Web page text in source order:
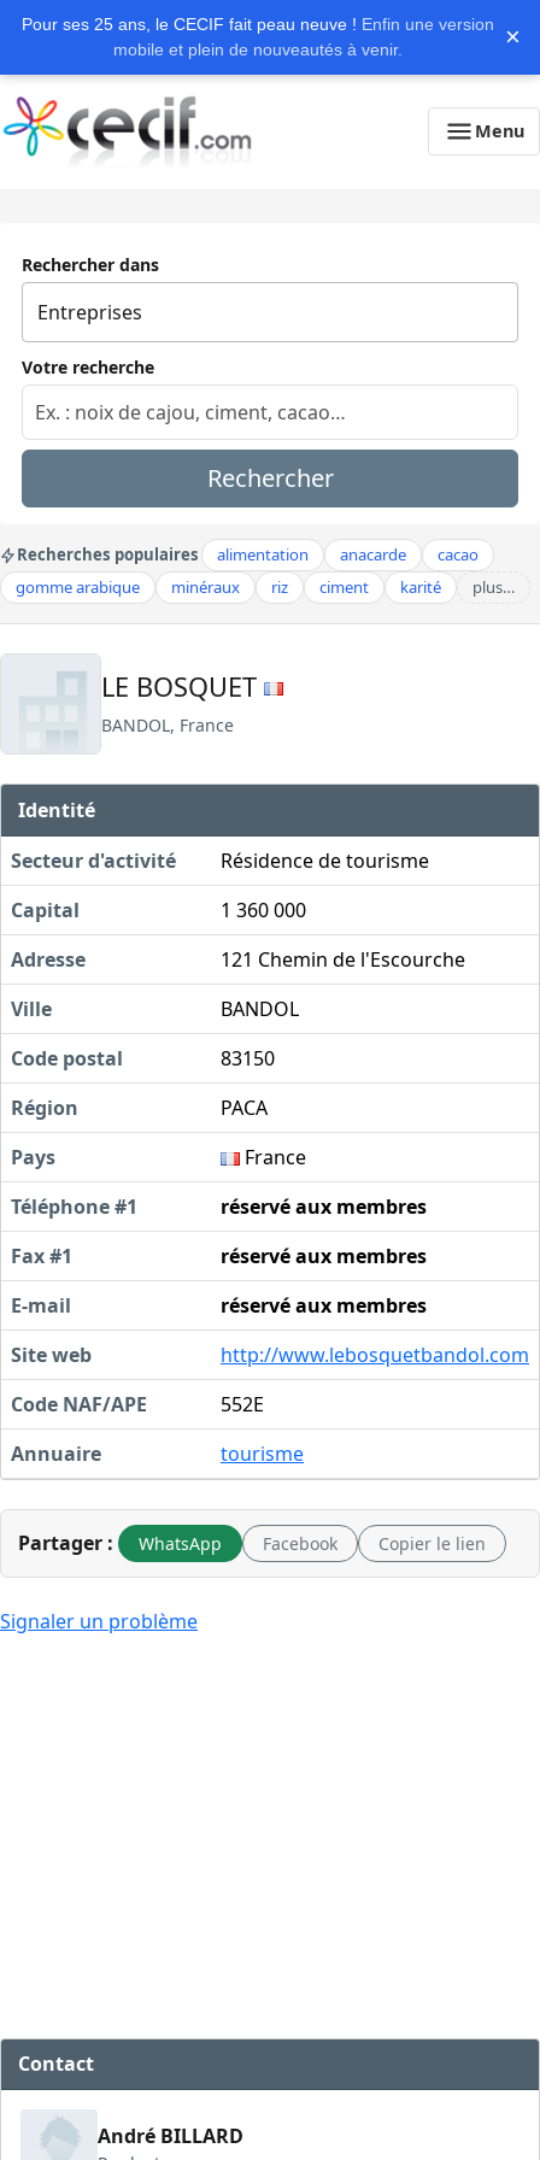
Pour ses 25 ans, le CECIF fait peau neuve ! Enfin une version
mobile et plein de nouveautés à venir.
×
Menu
Rechercher dans
Votre recherche
Rechercher
Recherches populaires alimentation anacarde
cacao
gomme arabique
minéraux riz ciment karité plus…
LE BOSQUET
BANDOL, France
Identité
Secteur d'activité
Résidence de tourisme
Capital
1 360 000
Adresse
121 Chemin de l'Escourche
Ville
BANDOL
Code postal
83150
Région
PACA
Pays
France
Téléphone #1
réservé aux membres
Fax #1
réservé aux membres
E-mail
réservé aux membres
Site web
http://www.lebosquetbandol.com
Code NAF/APE
552E
Annuaire
tourisme
Partager : WhatsApp Facebook Copier le lien
Signaler un problème
Contact
André BILLARD